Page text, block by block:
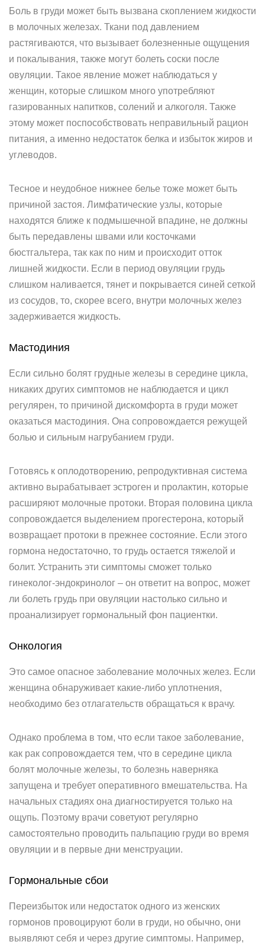
Боль в груди может быть вызвана скоплением жидкости
в молочных железах. Ткани под давлением
растягиваются, что вызывает болезненные ощущения
и покалывания, также могут болеть соски после
овуляции. Такое явление может наблюдаться у
женщин, которые слишком много употребляют
газированных напитков, солений и алкоголя. Также
этому может поспособствовать неправильный рацион
питания, а именно недостаток белка и избыток жиров и
углеводов.
Тесное и неудобное нижнее белье тоже может быть
причиной застоя. Лимфатические узлы, которые
находятся ближе к подмышечной впадине, не должны
быть передавлены швами или косточками
бюстгальтера, так как по ним и происходит отток
лишней жидкости. Если в период овуляции грудь
слишком наливается, тянет и покрывается синей сеткой
из сосудов, то, скорее всего, внутри молочных желез
задерживается жидкость.
Мастодиния
Если сильно болят грудные железы в середине цикла,
никаких других симптомов не наблюдается и цикл
регулярен, то причиной дискомфорта в груди может
оказаться мастодиния. Она сопровождается режущей
болью и сильным нагрубанием груди.
Готовясь к оплодотворению, репродуктивная система
активно вырабатывает эстроген и пролактин, которые
расширяют молочные протоки. Вторая половина цикла
сопровождается выделением прогестерона, который
возвращает протоки в прежнее состояние. Если этого
гормона недостаточно, то грудь остается тяжелой и
болит. Устранить эти симптомы сможет только
гинеколог-эндокринолог – он ответит на вопрос, может
ли болеть грудь при овуляции настолько сильно и
проанализирует гормональный фон пациентки.
Онкология
Это самое опасное заболевание молочных желез. Если
женщина обнаруживает какие-либо уплотнения,
необходимо без отлагательств обращаться к врачу.
Однако проблема в том, что если такое заболевание,
как рак сопровождается тем, что в середине цикла
болят молочные железы, то болезнь наверняка
запущена и требует оперативного вмешательства. На
начальных стадиях она диагностируется только на
ощупь. Поэтому врачи советуют регулярно
самостоятельно проводить пальпацию груди во время
овуляции и в первые дни менструации.
Гормональные сбои
Переизбыток или недостаток одного из женских
гормонов провоцируют боли в груди, но обычно, они
выявляют себя и через другие симптомы. Например,